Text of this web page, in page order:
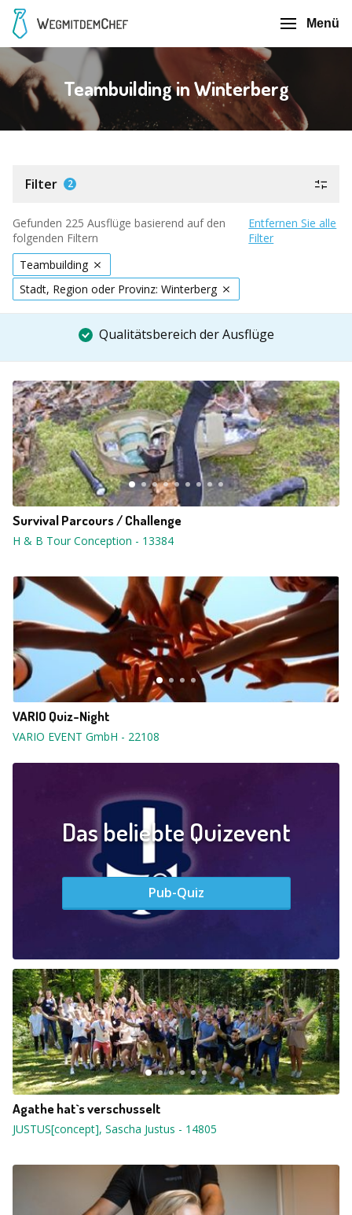
Menü
Teambuilding in Winterberg
Filter 2
Gefunden 225 Ausflüge basierend auf den
folgenden Filtern
Entfernen Sie alle
Filter
Teambuilding
Stadt, Region oder Provinz: Winterberg
Qualitätsbereich der Ausflüge
Survival Parcours / Challenge
H & B Tour Conception - 13384
VARIO Quiz-Night
VARIO EVENT GmbH - 22108
Das beliebte Quizevent
Pub-Quiz
Agathe hat`s verschusselt
JUSTUS[concept], Sascha Justus - 14805